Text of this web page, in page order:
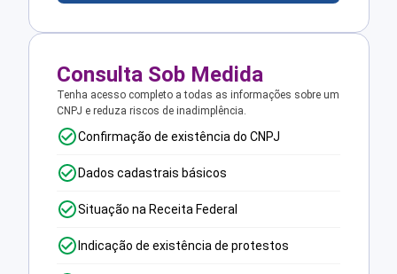
Consulta Sob Medida
Tenha acesso completo a todas as informações sobre um
CNPJ e reduza riscos de inadimplência.
Confirmação de existência do CNPJ
Dados cadastrais básicos
Situação na Receita Federal
Indicação de existência de protestos